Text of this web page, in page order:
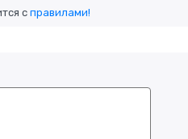
справилами!